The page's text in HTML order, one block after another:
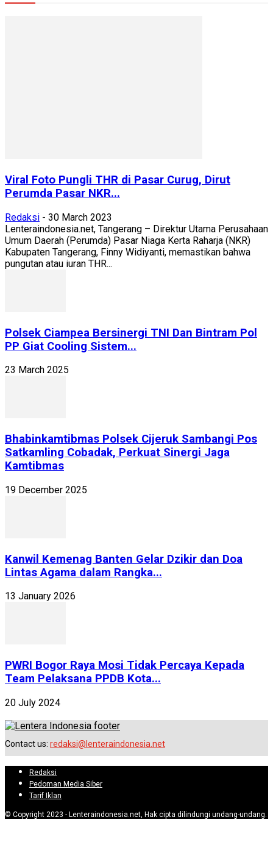
Viral Foto Pungli THR di Pasar Curug, Dirut
Perumda Pasar NKR...
Redaksi - 30 March 2023
Lenteraindonesia.net, Tangerang – Direktur Utama Perusahaan
Umum Daerah (Perumda) Pasar Niaga Kerta Raharja (NKR)
Kabupaten Tangerang, Finny Widiyanti, memastikan bahwa
pungutan atau iuran THR...
Polsek Ciampea Bersinergi TNI Dan Bintram Pol
PP Giat Cooling Sistem...
23 March 2025
Bhabinkamtibmas Polsek Cijeruk Sambangi Pos
Satkamling Cobadak, Perkuat Sinergi Jaga
Kamtibmas
19 December 2025
Kanwil Kemenag Banten Gelar Dzikir dan Doa
Lintas Agama dalam Rangka...
13 January 2026
PWRI Bogor Raya Mosi Tidak Percaya Kepada
Team Pelaksana PPDB Kota...
20 July 2024
Contact us: redaksi@lenteraindonesia.net
Redaksi
Pedoman Media Siber
Tarif Iklan
© Copyright 2023 - Lenteraindonesia.net, Hak cipta dilindungi undang-undang.